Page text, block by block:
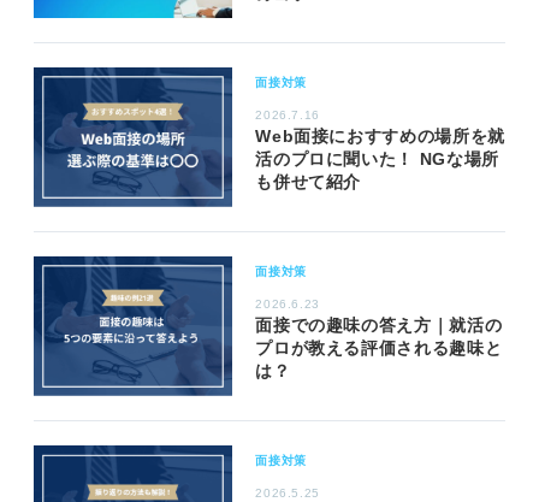
面接対策
2026.7.16
Web面接におすすめの場所を就
活のプロに聞いた！ NGな場所
も併せて紹介
面接対策
2026.6.23
面接での趣味の答え方｜就活の
プロが教える評価される趣味と
は？
面接対策
2026.5.25